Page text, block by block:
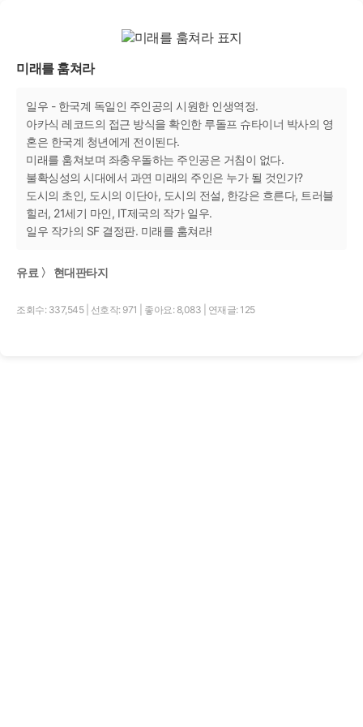
미래를 훔쳐라
일우 - 한국계 독일인 주인공의 시원한 인생역정.
아카식 레코드의 접근 방식을 확인한 루돌프 슈타이너 박사의 영
혼은 한국계 청년에게 전이된다.
미래를 훔쳐보며 좌충우돌하는 주인공은 거침이 없다.
불확싱성의 시대에서 과연 미래의 주인은 누가 될 것인가?
도시의 초인, 도시의 이단아, 도시의 전설, 한강은 흐른다, 트러블
힐러, 21세기 마인, IT제국의 작가 일우.
일우 작가의 SF 결정판. 미래를 훔쳐라!
유료 〉 현대판타지
조회수: 337,545 선호작: 971 좋아요: 8,083 연재글: 125